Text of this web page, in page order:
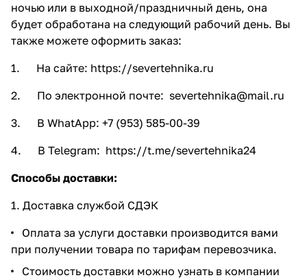
ночью или в выходной/праздничный день, она
будет обработана на следующий рабочий день. Вы
также можете оформить заказ:
1. На сайте: https://severtehnika.ru
2. По электронной почте: severtehnika@mail.ru
3. В WhatApp: +7 (953) 585-00-39
4. В Telegram: https://t.me/severtehnika24
Способы доставки:
1. Доставка службой СДЭК
Оплата за услуги доставки производится вами
при получении товара по тарифам перевозчика.
Стоимость доставки можно узнать в компании